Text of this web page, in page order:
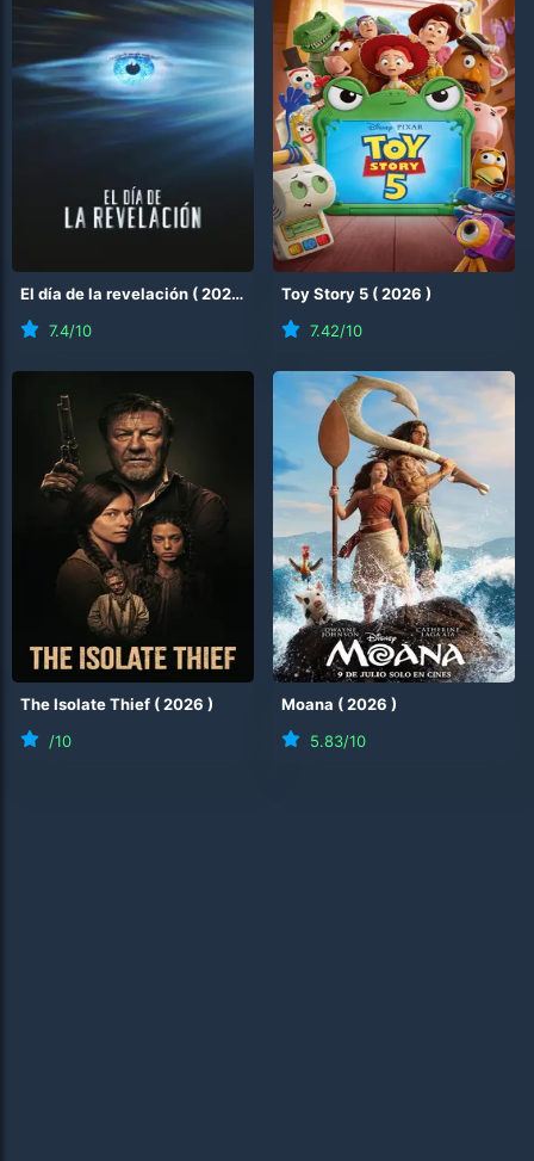
El día de la revelación (2026 )
7.4/10
Toy Story 5 (2026 )
7.42/10
The Isolate Thief (2026 )
/10
Moana (2026 )
5.83/10